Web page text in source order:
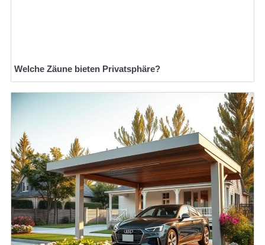
Welche Zäune bieten Privatsphäre?